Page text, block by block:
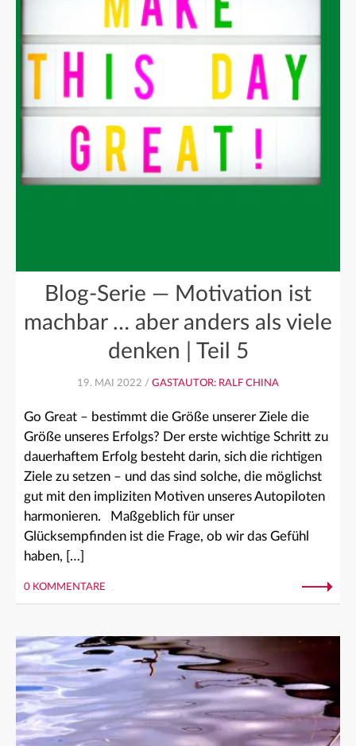
Blog-Serie — Motivation ist
machbar … aber anders als viele
denken | Teil 5
19. MAI 2022 / GASTAUTOR: RALF CHINA
Go Great – bestimmt die Größe unserer Ziele die
Größe unseres Erfolgs? Der erste wichtige Schritt zu
dauerhaftem Erfolg besteht darin, sich die richtigen
Ziele zu setzen – und das sind solche, die möglichst
gut mit den impliziten Motiven unseres Autopiloten
harmonieren. Maßgeblich für unser
Glücksempfinden ist die Frage, ob wir das Gefühl
haben, […]
0 KOMMENTARE